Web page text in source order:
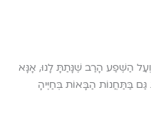
הַשֶּׁפַע הָרַב שֶׁנָּתַתָּ לָנוּ, אָנָּא
גַּם בַּתַּחֲנוֹת הַבָּאוֹת בְּחַיֶּיהָ